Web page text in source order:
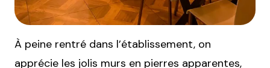
À peine rentré dans l’établissement, on
apprécie les jolis murs en pierres apparentes,